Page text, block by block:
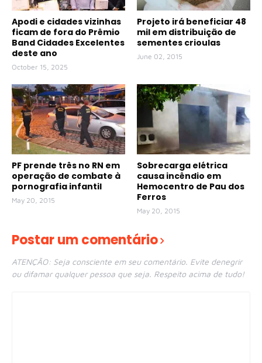
Apodi e cidades vizinhas
ficam de fora do Prêmio
Band Cidades Excelentes
deste ano
October 15, 2025
Projeto irá beneficiar 48
mil em distribuição de
sementes crioulas
June 02, 2015
PF prende três no RN em
operação de combate à
pornografia infantil
May 20, 2015
Sobrecarga elétrica
causa incêndio em
Hemocentro de Pau dos
Ferros
May 20, 2015
Postar um comentário
ATENÇÃO: Seja consciente em seu comentário. Evite denegrir
ou difamar qualquer pessoa que seja. Respeito acima de tudo!